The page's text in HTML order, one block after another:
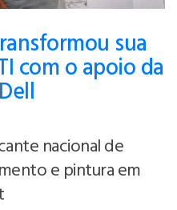
sua
com o apoio da
nacional de
e pintura em